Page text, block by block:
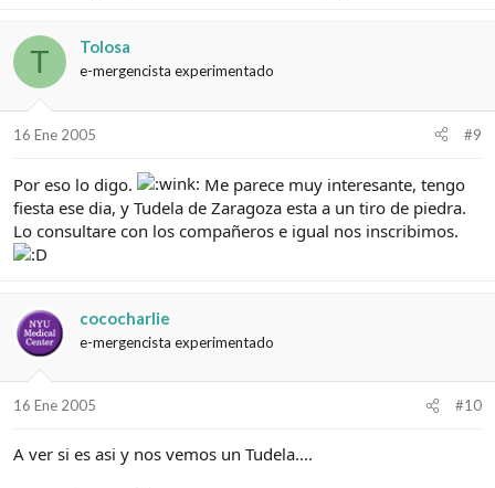
T Tolosa
e-mergencista experimentado
16 Ene 2005 #9
Por eso lo digo.
Me parece muy interesante, tengo
fiesta ese dia, y Tudela de Zaragoza esta a un tiro de piedra.
Lo consultare con los compañeros e igual nos inscribimos.
cococharlie
e-mergencista experimentado
16 Ene 2005 #10
A ver si es asi y nos vemos un Tudela....